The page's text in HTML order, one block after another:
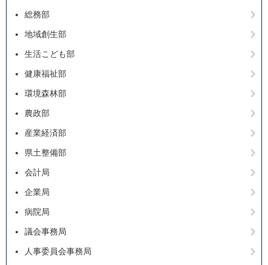
総務部
地域創生部
生活こども部
健康福祉部
環境森林部
農政部
産業経済部
県土整備部
会計局
企業局
病院局
議会事務局
人事委員会事務局